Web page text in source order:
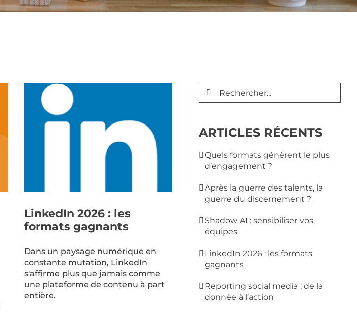
LinkedIn 2026 : les
formats gagnants
Dans un paysage numérique en
constante mutation, LinkedIn
s'affirme plus que jamais comme
une plateforme de contenu à part
entière.
Rechercher:
ARTICLES RÉCENTS
Quels formats génèrent le plus
d’engagement ?
Après la guerre des talents, la
guerre du discernement ?
Shadow AI : sensibiliser vos
équipes
LinkedIn 2026 : les formats
gagnants
Reporting social media : de la
donnée à l’action